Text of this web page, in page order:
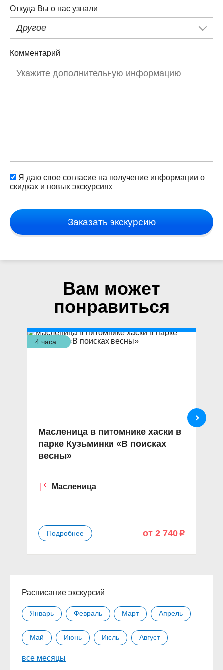
Откуда Вы о нас узнали
Другое
Комментарий
Я даю свое согласие на получение информации о
скидках и новых экскурсиях
Заказать экскурсию
Вам может
понравиться
4 часа
Масленица в питомнике хаски в
парке Кузьминки «В поисках
весны»
Масленица
Подробнее от 2 740 p
Расписание экскурсий
Январь Февраль Март Апрель
Май Июнь Июль Август
Сентябрь
все месяцы